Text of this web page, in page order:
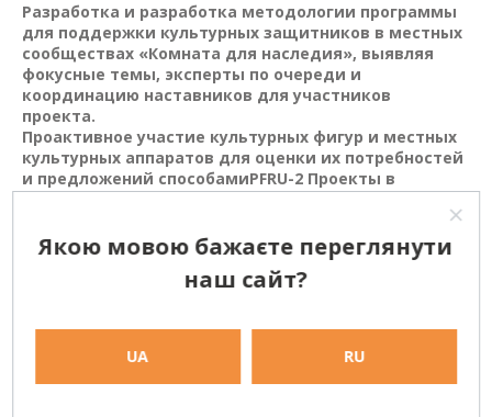
Разработка и разработка методологии программы
для поддержки культурных защитников в местных
сообществах «Комната для наследия», выявляя
фокусные темы, эксперты по очереди и
координацию наставников для участников
проекта.
Проактивное участие культурных фигур и местных
культурных аппаратов для оценки их потребностей
и предложений способамиPFRU-2 Проекты в
поддержку их через программную деятельность
Подготовка тщательной документации процесса
обсуждения проектирования и разработки, а также
предоставление подробных отчетов о поддержке
ощутимые результаты.
2025 года по июнь 2026 года.
PFRU-2 Приложение для кандидата на рекрутинг-кандидат
Якою мовою бажаєте переглянути
наш сайт?
UA RU